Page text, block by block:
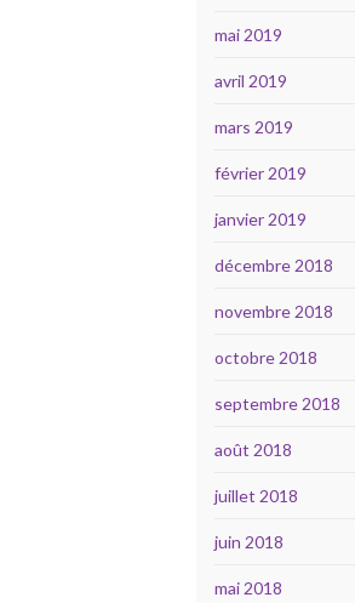
mai 2019
avril 2019
mars 2019
février 2019
janvier 2019
décembre 2018
novembre 2018
octobre 2018
septembre 2018
août 2018
juillet 2018
juin 2018
mai 2018